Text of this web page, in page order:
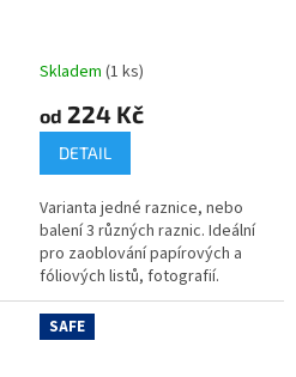
Skladem (1 ks)
od 224 Kč
DETAIL
Varianta jedné raznice, nebo
balení 3 různých raznic. Ideální
pro zaoblování papírových a
fóliových listů, fotografií.
SAFE